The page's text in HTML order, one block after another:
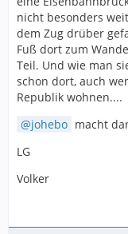
nicht besonders
dem Zug drüber
Fuß dort zum
Teil. Und wie man
schon dort, auch
Republik wohnen....
johebo macht
LG
Volker